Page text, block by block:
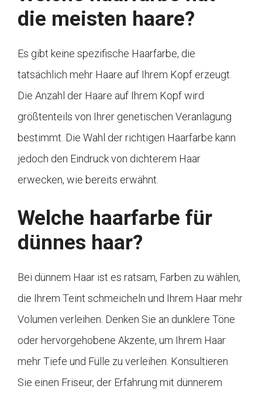
die meisten haare?
Es gibt keine spezifische Haarfarbe, die
tatsächlich mehr Haare auf Ihrem Kopf erzeugt.
Die Anzahl der Haare auf Ihrem Kopf wird
größtenteils von Ihrer genetischen Veranlagung
bestimmt. Die Wahl der richtigen Haarfarbe kann
jedoch den Eindruck von dichterem Haar
erwecken, wie bereits erwähnt.
Welche haarfarbe für
dünnes haar?
Bei dünnem Haar ist es ratsam, Farben zu wählen,
die Ihrem Teint schmeicheln und Ihrem Haar mehr
Volumen verleihen. Denken Sie an dunklere Töne
oder hervorgehobene Akzente, um Ihrem Haar
mehr Tiefe und Fülle zu verleihen. Konsultieren
Sie einen Friseur, der Erfahrung mit dünnerem